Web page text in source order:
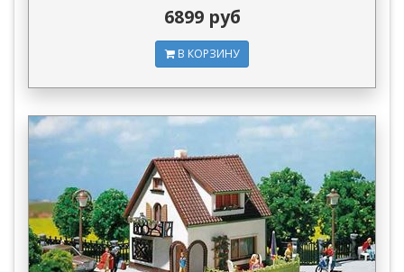
6899 руб
В КОРЗИНУ